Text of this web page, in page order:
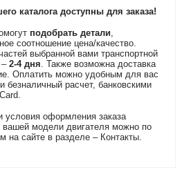
каталога доступны для заказа!
подобрать детали,
соотношение цена/качество.
выбранной вами транспортной
–2-4 дня. Также возможна доставка
Оплатить можно удобным для вас
безналичный расчет, банковскими
условия оформления заказа
вашей модели двигателя можно по
на сайте в разделе – Контакты.